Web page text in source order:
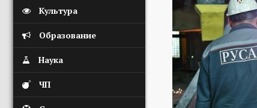
Культура
Образование
Наука
ЧП